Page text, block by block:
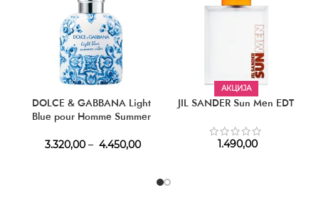
DOLCE & GABBANA Light
Blue pour Homme Summer
3.320,00 – 4.450,00
АКЦИЈА
JIL SANDER Sun Men EDT
1.490,00